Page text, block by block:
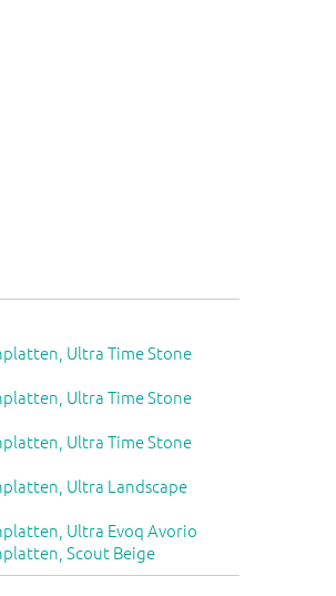
Ultra Time Stone
Ultra Time Stone
Ultra Time Stone
Ultra Landscape
Ultra Evoq Avorio
Scout Beige